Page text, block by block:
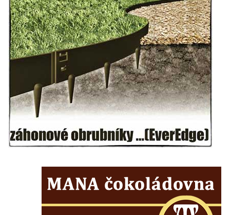
Hrob Františka Morkera na hřbitově v
Cítolibech
Hrob Josefa Fronka na hřbitově v Cítolibech
Hrob Jana Císarika na hřbitově v Cítolibech
Hrob Jana Legáta na hřbitově v Cítolibech
Hrob Karla Trenklera na hřbitově v
Cítolibech
Pamětní deska Jaroslava Lhotského na
zámku v Cítolibech
Pomník obětem 1. a 2. světové války před
Pomník na místě hrobu ruských vojáků z
napoleonských válek u silnice z Chlumčan
do Cítolib